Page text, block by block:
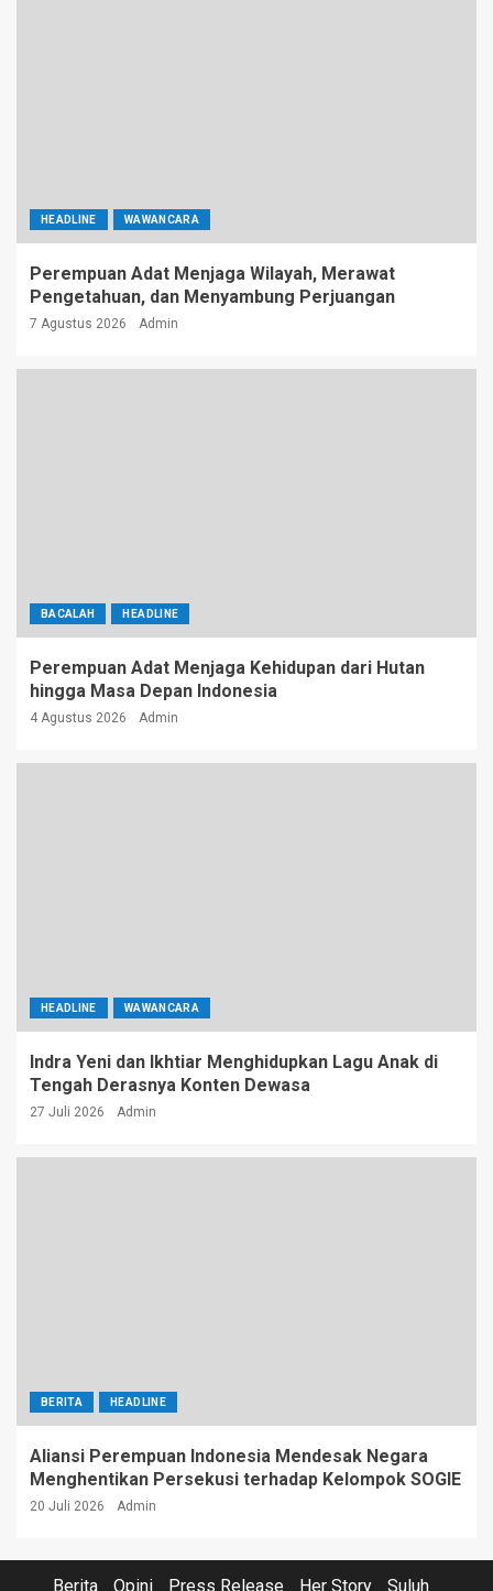
HEADLINE WAWANCARA
Perempuan Adat Menjaga Wilayah, Merawat
Pengetahuan, dan Menyambung Perjuangan
7 Agustus 2026 Admin
BACALAH HEADLINE
Perempuan Adat Menjaga Kehidupan dari Hutan
hingga Masa Depan Indonesia
4 Agustus 2026 Admin
HEADLINE WAWANCARA
Indra Yeni dan Ikhtiar Menghidupkan Lagu Anak di
Tengah Derasnya Konten Dewasa
27 Juli 2026 Admin
BERITA HEADLINE
Aliansi Perempuan Indonesia Mendesak Negara
Menghentikan Persekusi terhadap Kelompok SOGIE
20 Juli 2026 Admin
Berita Opini Press Release Her Story Suluh